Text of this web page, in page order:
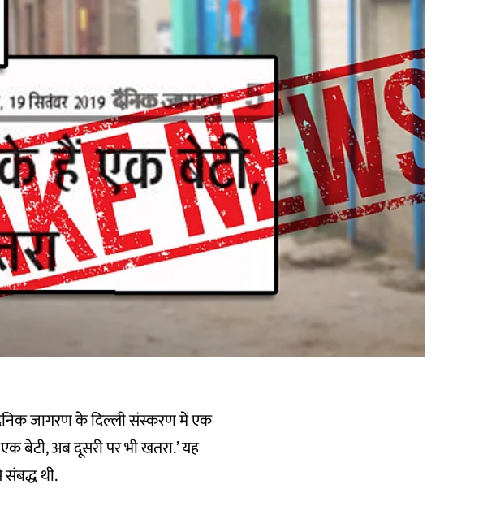
जागरण के दिल्ली संस्करण में एक
बेटी, अब दूसरी पर भी खतरा.’ यह
थी.